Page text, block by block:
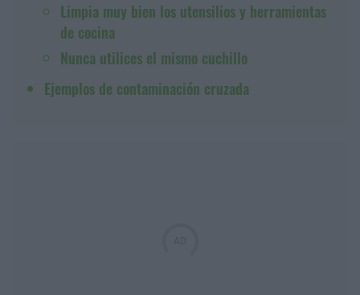
Limpia muy bien los utensilios y herramientas
de cocina
Nunca utilices el mismo cuchillo
Ejemplos de contaminación cruzada